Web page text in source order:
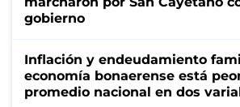
gobierno
Inflación y endeudamiento
economía bonaerense está
promedio nacional en dos